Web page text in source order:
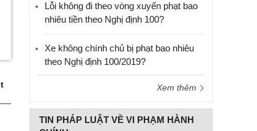
Lỗi không đi theo vòng xuyến phạt bao
nhiêu tiền theo Nghị định 100?
Xe không chính chủ bị phạt bao nhiêu
theo Nghị định 100/2019?
Xem thêm
TIN PHÁP LUẬT VỀ VI PHẠM HÀNH